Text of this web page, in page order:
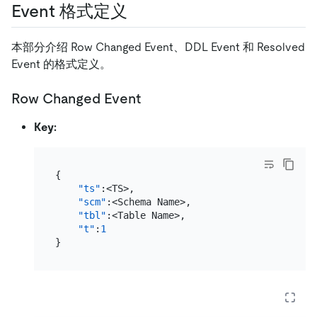
Event 格式定义
本部分介绍 Row Changed Event、DDL Event 和 Resolved
Event 的格式定义。
Row Changed Event
Key:
{
"ts" :<TS>,
"scm" :<Schema Name>,
"tbl" :<Table Name>,
"t" : 1
}